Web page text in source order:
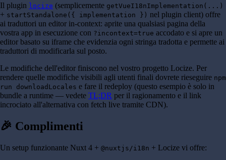
Il plugin locize (semplicemente getVueI18nImplementation(...)
+ startStandalone({ implementation }) nel plugin client) offre
ai traduttori un editor in-context: aprite una qualsiasi pagina della
vostra app in esecuzione con ?incontext=true accodato e si apre un
editor basato su iframe che evidenzia ogni stringa tradotta e permette ai
traduttori di modificarla sul posto.
Le modifiche dell'editor finiscono nel vostro progetto Locize. Per
rendere quelle modifiche visibili agli utenti finali dovrete rieseguire npm
run downloadLocales e fare il redeploy (questo esempio è solo in
bundle a runtime — vedete TL;DR per il ragionamento e il link
incrociato all'alternativa con fetch live tramite CDN).
🎉 Complimenti
Un setup funzionante Nuxt 4 + @nuxtjs/i18n + Locize vi offre: